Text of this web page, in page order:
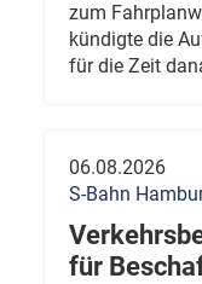
zum
kündigte die
für die Zeit
06.08.2026
S-Bahn
für